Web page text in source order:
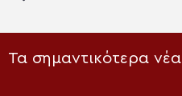
Τα σημαντικότερα νέα